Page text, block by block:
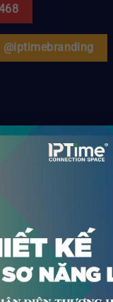
@iptimebranding